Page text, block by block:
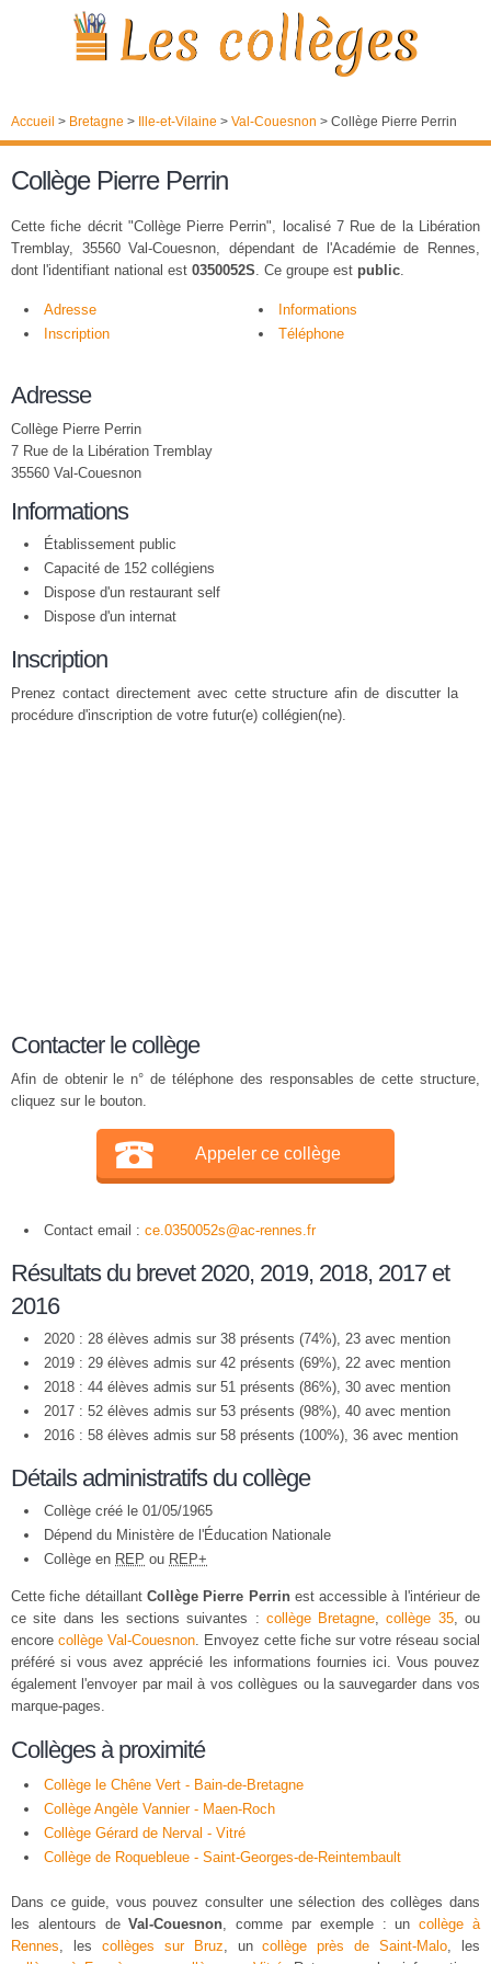
Accueil > Bretagne > Ille-et-Vilaine > Val-Couesnon > Collège Pierre Perrin
Collège Pierre Perrin
Cette fiche décrit "Collège Pierre Perrin", localisé 7 Rue de la Libération
Tremblay, 35560 Val-Couesnon, dépendant de l'Académie de Rennes,
dont l'identifiant national est 0350052S. Ce groupe est public.
Adresse
Informations
Inscription
Téléphone
Adresse
Collège Pierre Perrin
7 Rue de la Libération Tremblay
35560 Val-Couesnon
Informations
Établissement public
Capacité de 152 collégiens
Dispose d'un restaurant self
Dispose d'un internat
Inscription
Prenez contact directement avec cette structure afin de discutter la
procédure d'inscription de votre futur(e) collégien(ne).
Contacter le collège
Afin de obtenir le n° de téléphone des responsables de cette structure,
cliquez sur le bouton.
Appeler ce collège
Contact email : ce.0350052s@ac-rennes.fr
Résultats du brevet 2020, 2019, 2018, 2017 et
2016
2020 : 28 élèves admis sur 38 présents (74%), 23 avec mention
2019 : 29 élèves admis sur 42 présents (69%), 22 avec mention
2018 : 44 élèves admis sur 51 présents (86%), 30 avec mention
2017 : 52 élèves admis sur 53 présents (98%), 40 avec mention
2016 : 58 élèves admis sur 58 présents (100%), 36 avec mention
Détails administratifs du collège
Collège créé le 01/05/1965
Dépend du Ministère de l'Éducation Nationale
Collège en REP ou REP+
Cette fiche détaillant Collège Pierre Perrinest accessible à l'intérieur de
ce site dans les sections suivantes : collège Bretagne,collège 35, ou
encore collège Val-Couesnon. Envoyez cette fiche sur votre réseau social
préféré si vous avez apprécié les informations fournies ici. Vous pouvez
également l'envoyer par mail à vos collègues ou la sauvegarder dans vos
marque-pages.
Collèges à proximité
Collège le Chêne Vert - Bain-de-Bretagne
Collège Angèle Vannier - Maen-Roch
Collège Gérard de Nerval - Vitré
Collège de Roquebleue - Saint-Georges-de-Reintembault
Dans ce guide, vous pouvez consulter une sélection des collèges dans
les alentours deVal-Couesnon, comme par exemple : uncollège à
Rennes, les collèges sur Bruz, uncollège près de Saint-Malo, les